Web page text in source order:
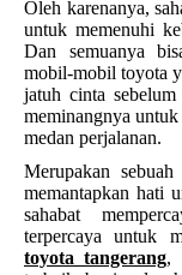
Oleh karenanya,
untuk memenuhi
Dan semuanya
mobil-mobil toyota
jatuh cinta
meminangnya
medan perjalanan.
Merupakan
memantapkan hati
sahabat
terpercaya untuk
toyota tangerang,